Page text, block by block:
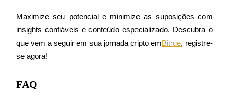
Maximize seu potencial e minimize as suposições com
insights confiáveis e conteúdo especializado. Descubra o
que vem a seguir em sua jornada cripto emBitrue, registre-
se agora!
FAQ